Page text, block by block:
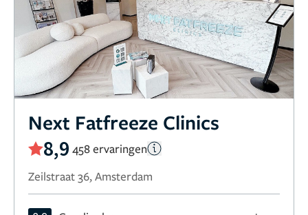
Next Fatfreeze Clinics
8,9 458 ervaringen
Zeilstraat 36, Amsterdam